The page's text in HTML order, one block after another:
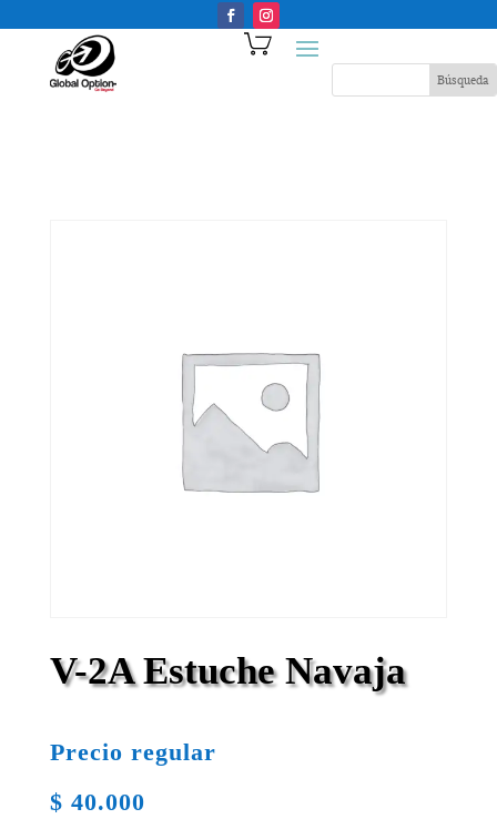
V-2A Estuche Navaja
Precio regular
$ 40.000